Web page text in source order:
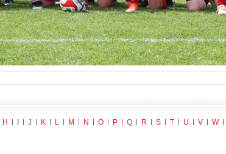
H J K L M N O P Q R S T U V W